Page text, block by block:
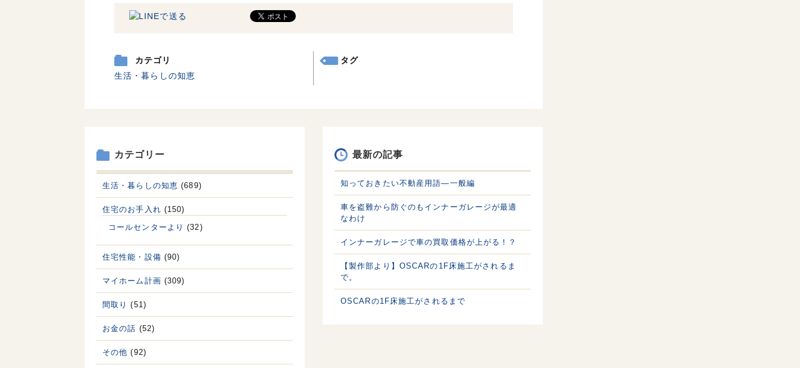
カテゴリ
生活・暮らしの知恵
タグ
最新の記事
知っておきたい不動産用語—一般編
車を盗難から防ぐのもインナーガレージが最適
なわけ
インナーガレージで車の買取価格が上がる！？
【製作部より】OSCARの1F床施工がされるま
で。
OSCARの1F床施工がされるまで
カテゴリー
生活・暮らしの知恵 (689)
住宅のお手入れ (150)
コールセンターより (32)
住宅性能・設備 (90)
マイホーム計画 (309)
間取り (51)
お金の話 (52)
その他 (92)